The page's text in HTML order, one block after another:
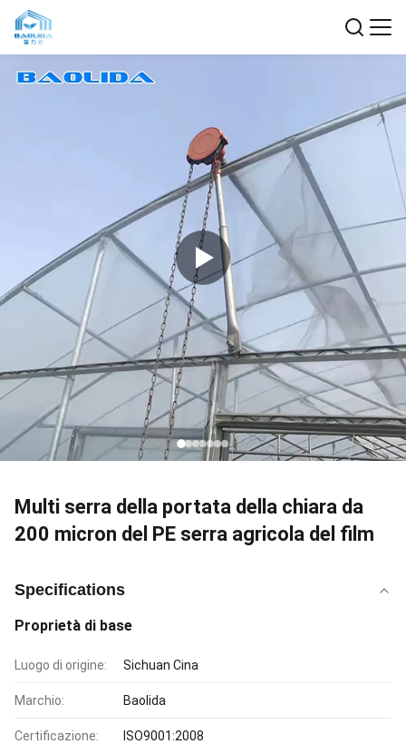
Multi serra della portata della chiara da
200 micron del PE serra agricola del film
Specifications
Proprietà di base
Luogo di origine: Sichuan Cina
Marchio: Baolida
Certificazione: ISO9001:2008